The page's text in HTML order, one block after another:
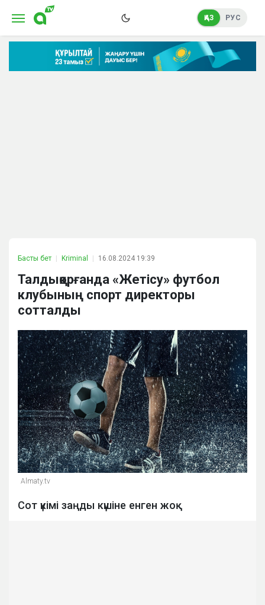
ҚАЗ РУС
Басты бет Kriminal 16.08.2024 19:39
Талдықорғанда «Жетісу» футбол
клубының спорт директоры
сотталды
Almaty.tv
Сот үкімі заңды күшіне енген жоқ